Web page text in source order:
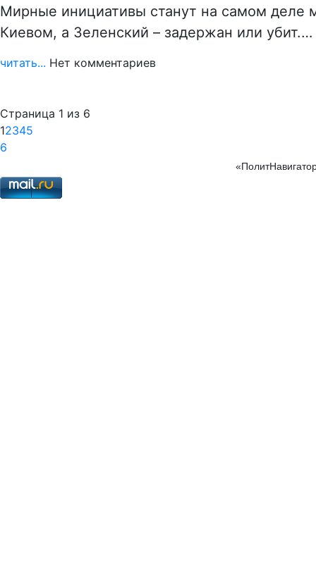
Мирные инициативы станут на самом деле
Киевом, а Зеленский – задержан или убит.…
читать... Нет комментариев
Страница 1 из 6
12345
6